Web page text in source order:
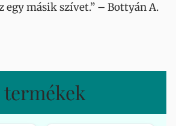
egy másik szívet.” – Bottyán A.